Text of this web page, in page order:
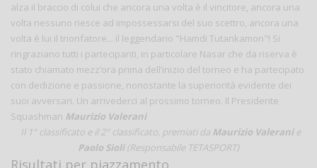
alza il braccio di colui che ancora una volta è il vincitore, ancora una
volta nessuno riesce ad impossessarsi del suo scettro, ancora una
volta è lui il trionfatore... il leggendario "Hamdi Tutankamon"! Si
ringraziano tutti i partecipanti, in particolare Nasar che da riserva è
stato chiamato mezz’ora prima dell’inizio del torneo e ha partecipato
con dedizione e passione, nonostante la superiorità evidente dei
suoi avversari. Un arrivederci al prossimo torneo. Il Presidente
Squashman Maurizio Valerani
Il 1° classificato e il2° classificato, premiati da Maurizio Valeranie
Paolo Sioli(Responsabile TETASPORT)
Risultati per piazzamento